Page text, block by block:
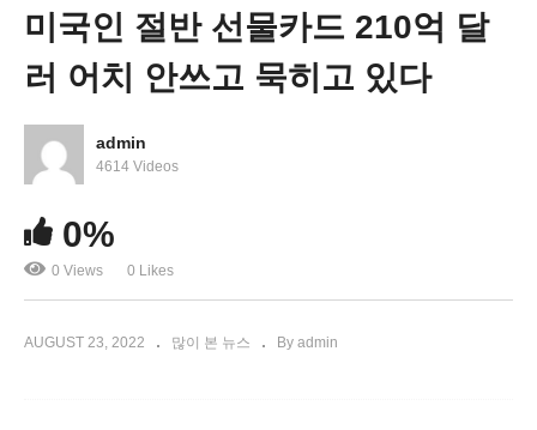
미국 9월 5일 노동절 직후 대규모 새 백신 접종 돌입
미국인 절반 선물카드 210억 달
러 어치 안쓰고 묵히고 있다
admin
4614 Videos
0%
0 Views 0 Likes
AUGUST 23, 2022 많이 본 뉴스 By admin